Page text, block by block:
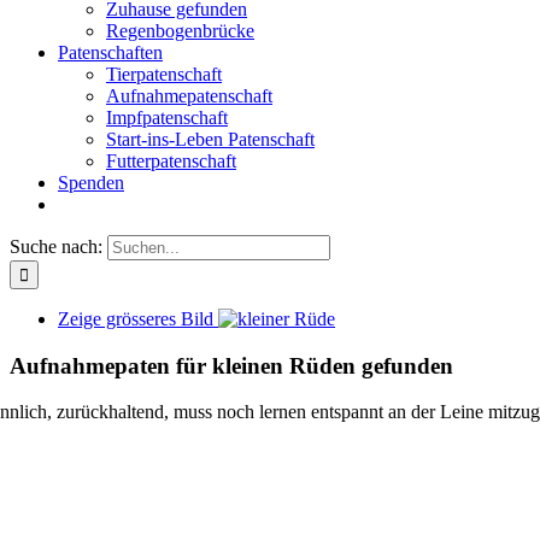
Zuhause gefunden
Regenbogenbrücke
Patenschaften
Tierpatenschaft
Aufnahmepatenschaft
Impfpatenschaft
Start-ins-Leben Patenschaft
Futterpatenschaft
Spenden
Suche nach:
Zeige grösseres Bild
Aufnahmepaten für kleinen Rüden gefunden
zurückhaltend, muss noch lernen entspannt an der Leine